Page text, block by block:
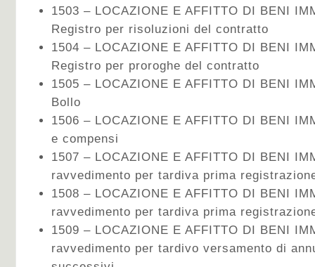
1503 – LOCAZIONE E AFFITTO DI BENI
Registro per risoluzioni del contratto
1504 – LOCAZIONE E AFFITTO DI BENI
Registro per proroghe del contratto
1505 – LOCAZIONE E AFFITTO DI BENI
Bollo
1506 – LOCAZIONE E AFFITTO DI BENI
e compensi
1507 – LOCAZIONE E AFFITTO DI BENI
ravvedimento per tardiva prima
1508 – LOCAZIONE E AFFITTO DI BENI
ravvedimento per tardiva prima
1509 – LOCAZIONE E AFFITTO DI BENI
ravvedimento per tardivo versamento di